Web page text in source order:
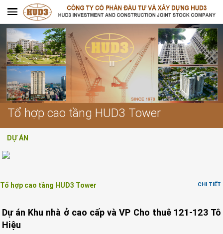
Tổ hợp cao tầng HUD3 Tower
DỰ ÁN
Tổ hợp cao tầng HUD3 Tower CHI TIẾT
Dự án Khu nhà ở cao cấp và VP Cho thuê 121-123 Tô
Hiệu